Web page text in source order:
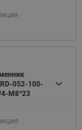
052-100-
4-M8*23